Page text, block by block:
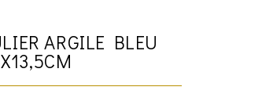
ARGILE BLEU